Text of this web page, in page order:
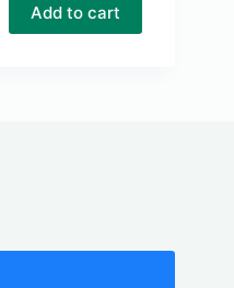
Add to cart